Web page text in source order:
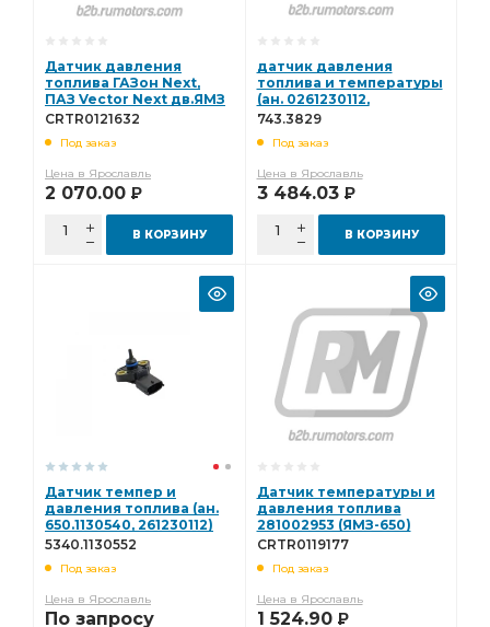
Датчик давления
топлива ГАЗон Next,
ПАЗ Vector Next дв.ЯМЗ
534, ЯМЗ 536 MAN
CRTR0121632
CRTR0121632
Под заказ
Цена в Ярославль
2 070.00 Р
В КОРЗИНУ
датчик давления
топлива и температуры
(ан. 0261230112,
0281002953) 743.3829
743.3829
Под заказ
Цена в Ярославль
3 484.03 Р
В КОРЗИНУ
Датчик темпер и
давления топлива (ан.
650.1130540, 261230112)
5340.1130552
5340.1130552
Под заказ
Цена в Ярославль
По запросу
Датчик температуры и
давления топлива
281002953 (ЯМЗ-650)
CRTR0119177
CRTR0119177
Под заказ
Цена в Ярославль
1 524.90 Р